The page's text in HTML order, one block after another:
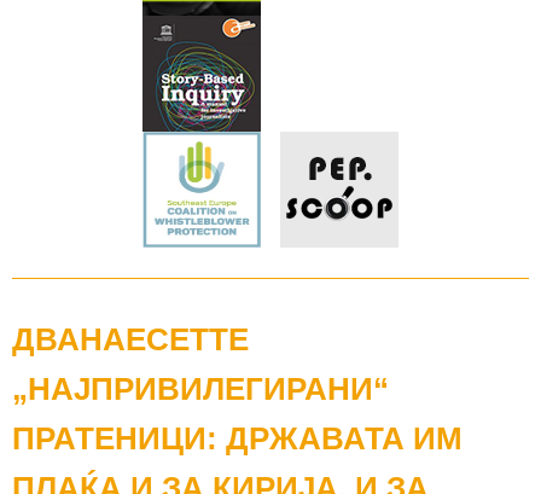
ДВАНАЕСЕТТЕ
„НАЈПРИВИЛЕГИРАНИ“
ПРАТЕНИЦИ: ДРЖАВАТА ИМ